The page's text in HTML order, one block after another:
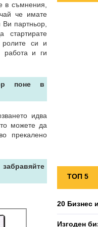
в съмнения,
че имате
партньор,
си и
работа и ги
поне в
идва
можете да
прекалено
ТОП 5
20 Бизнес
Изгоден